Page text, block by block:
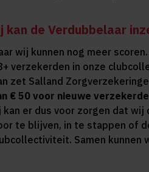
kan de Verdubbelaar
wij kunnen nog meer
verzekerden in onze
zet Salland
€ 50 voor nieuwe
kan er dus voor zorgen dat wij
te blijven, in te stappen of
Samen kunnen